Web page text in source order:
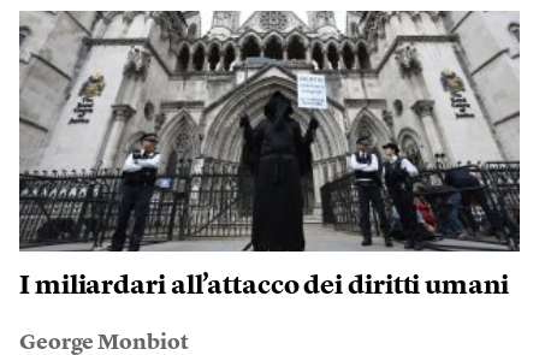
I miliardari all’attacco dei diritti umani
George Monbiot